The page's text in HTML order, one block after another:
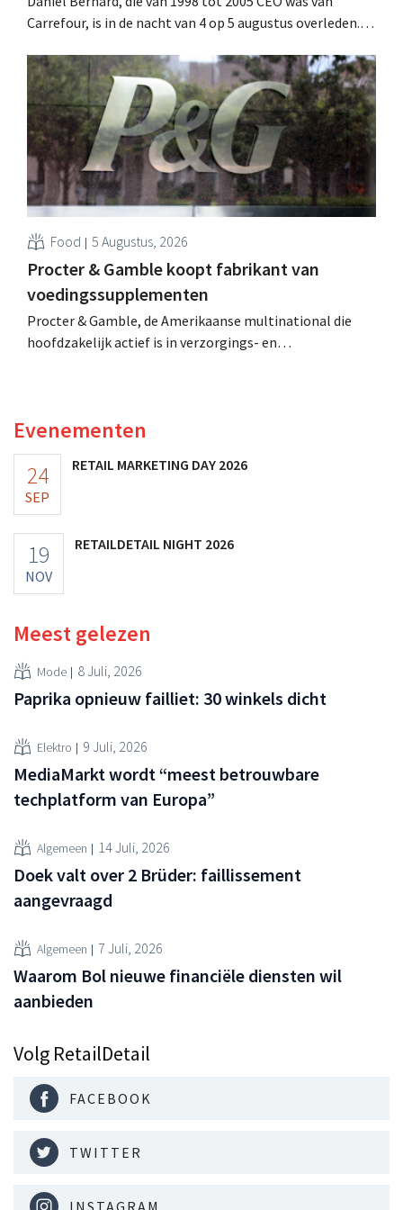
Carrefour, is in de nacht van 4 op 5 augustus overleden.
retailer, realiseerde de fusie met Promodès en nam
toenmalig Belgisch marktleider GB over.
Food 5 Augustus, 2026
Procter & Gamble koopt fabrikant van
voedingssupplementen
Procter & Gamble, de Amerikaanse multinational die
hoofdzakelijk actief is in verzorgings- en
Evenementen
24
SEP
RETAIL MARKETING DAY 2026
19
NOV
RETAILDETAIL NIGHT 2026
Meest gelezen
Mode 8 Juli, 2026
Paprika opnieuw failliet: 30 winkels dicht
Elektro 9 Juli, 2026
MediaMarkt wordt “meest betrouwbare
techplatform van Europa”
Algemeen 14 Juli, 2026
Doek valt over 2 Brüder: faillissement
aangevraagd
Algemeen 7 Juli, 2026
Waarom Bol nieuwe financiële diensten wil
aanbieden
Volg RetailDetail
FACEBOOK
TWITTER